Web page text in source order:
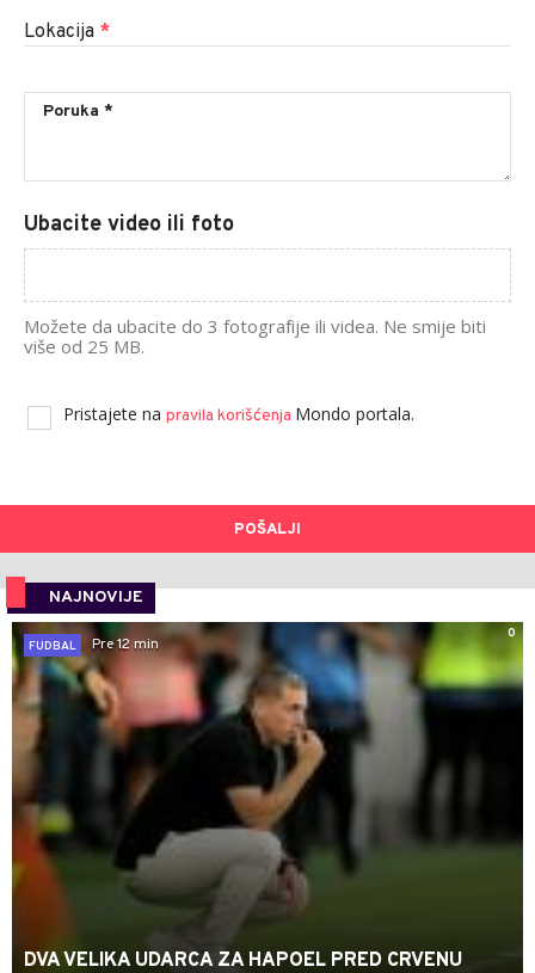
Lokacija *
Ubacite video ili foto
Možete da ubacite do 3 fotografije ili videa. Ne smije biti
više od 25 MB.
Pristajete na pravila korišćenja Mondo portala.
POŠALJI
NAJNOVIJE
0
FUDBAL
Pre 12 min
DVA VELIKA UDARCA ZA HAPOEL PRED CRVENU